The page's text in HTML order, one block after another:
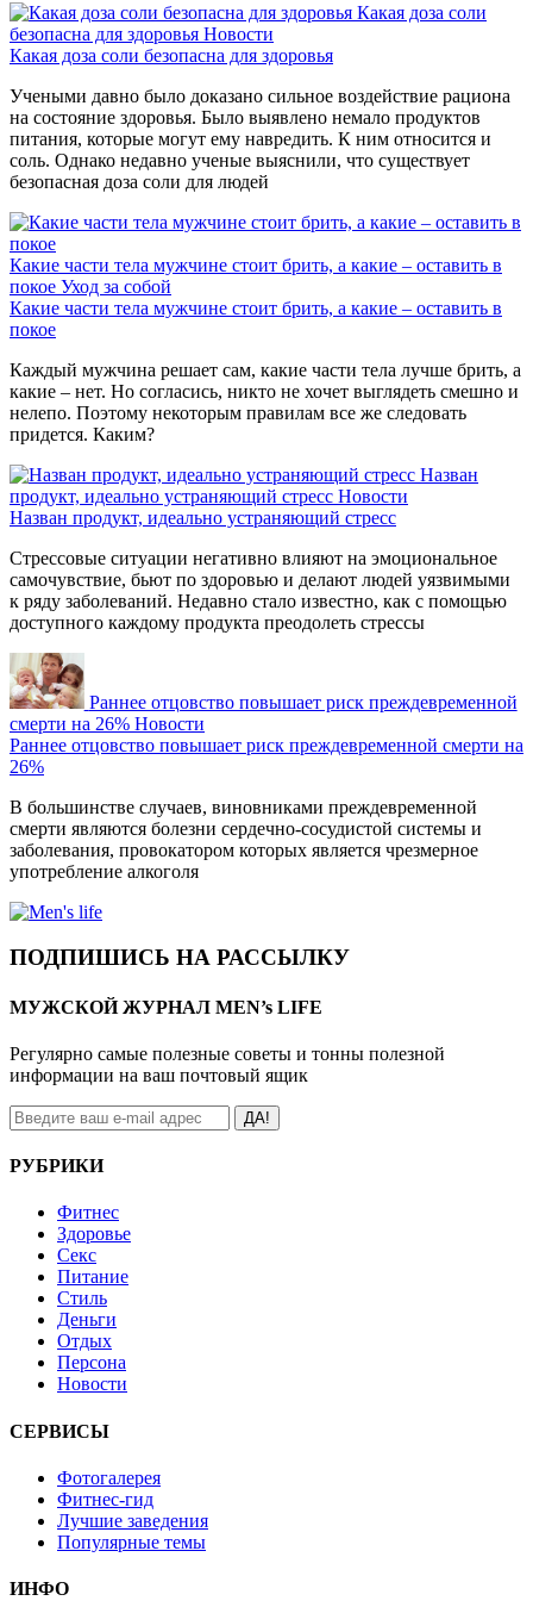
Какая доза соли
безопасна для здоровья Новости
Какая доза соли безопасна для здоровья
Учеными давно было доказано сильное воздействие рациона
на состояние здоровья. Было выявлено немало продуктов
питания, которые могут ему навредить. К ним относится и
соль. Однако недавно ученые выяснили, что существует
безопасная доза соли для людей
Какие части тела мужчине стоит брить, а какие – оставить в
покое Уход за собой
Какие части тела мужчине стоит брить, а какие – оставить в
покое
Каждый мужчина решает сам, какие части тела лучше брить, а
какие – нет. Но согласись, никто не хочет выглядеть смешно и
нелепо. Поэтому некоторым правилам все же следовать
придется. Каким?
Назван
продукт, идеально устраняющий стресс Новости
Назван продукт, идеально устраняющий стресс
Стрессовые ситуации негативно влияют на эмоциональное
самочувствие, бьют по здоровью и делают людей уязвимыми
к ряду заболеваний. Недавно стало известно, как с помощью
доступного каждому продукта преодолеть стрессы
Раннее отцовство повышает риск преждевременной
смерти на 26% Новости
Раннее отцовство повышает риск преждевременной смерти на
26%
В большинстве случаев, виновниками преждевременной
смерти являются болезни сердечно-сосудистой системы и
заболевания, провокатором которых является чрезмерное
употребление алкоголя
ПОДПИШИСЬ НА РАССЫЛКУ
МУЖСКОЙ ЖУРНАЛ MEN’s LIFE
Регулярно самые полезные советы и тонны полезной
информации на ваш почтовый ящик
ДА!
РУБРИКИ
Фитнес
Здоровье
Секс
Питание
Стиль
Деньги
Отдых
Персона
Новости
СЕРВИСЫ
Фотогалерея
Фитнес-гид
Лучшие заведения
Популярные темы
ИНФО